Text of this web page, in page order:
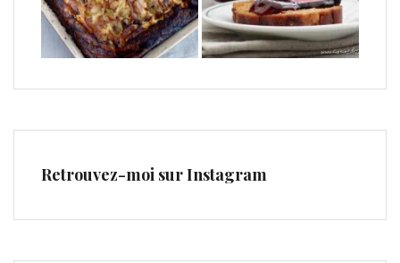
Retrouvez-moi sur Instagram